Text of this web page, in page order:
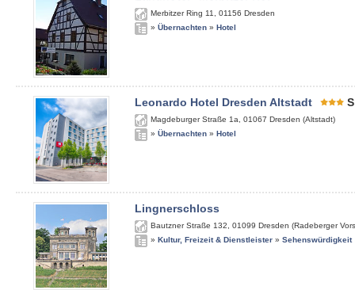
Merbitzer Ring 11 01156 Dresden
» Übernachten » Hotel
Leonardo Hotel Dresden Altstadt S
Magdeburger Straße 1a 01067 Dresden (Altstadt)
» Übernachten » Hotel
Lingnerschloss
Bautzner Straße 132 01099 Dresden (Radeberger
» Kultur, Freizeit & Dienstleister » Sehenswürdigkeit